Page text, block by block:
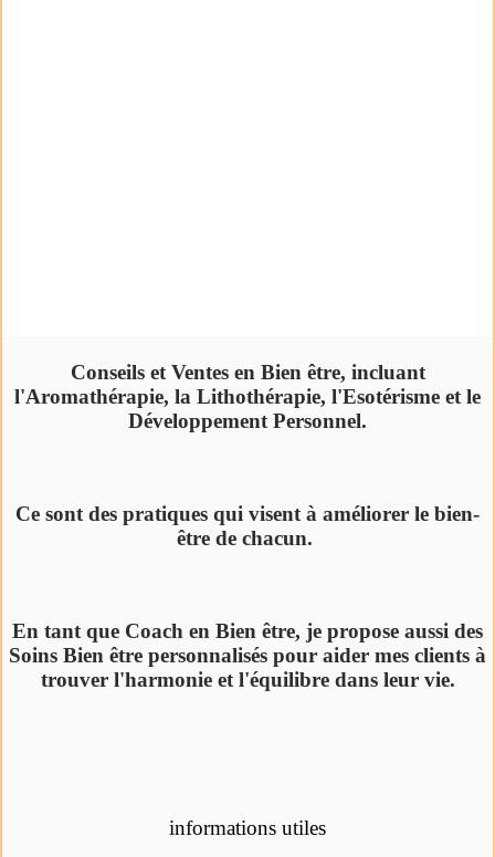
Conseils et Ventes en Bien être, incluant
l'Aromathérapie, la Lithothérapie, l'Esotérisme et le
Développement Personnel.
Ce sont des pratiques qui visent à améliorer le bien-
être de chacun.
En tant que Coach en Bien être, je propose aussi des
Soins Bien être personnalisés pour aider mes clients à
trouver l'harmonie et l'équilibre dans leur vie.
informations utiles